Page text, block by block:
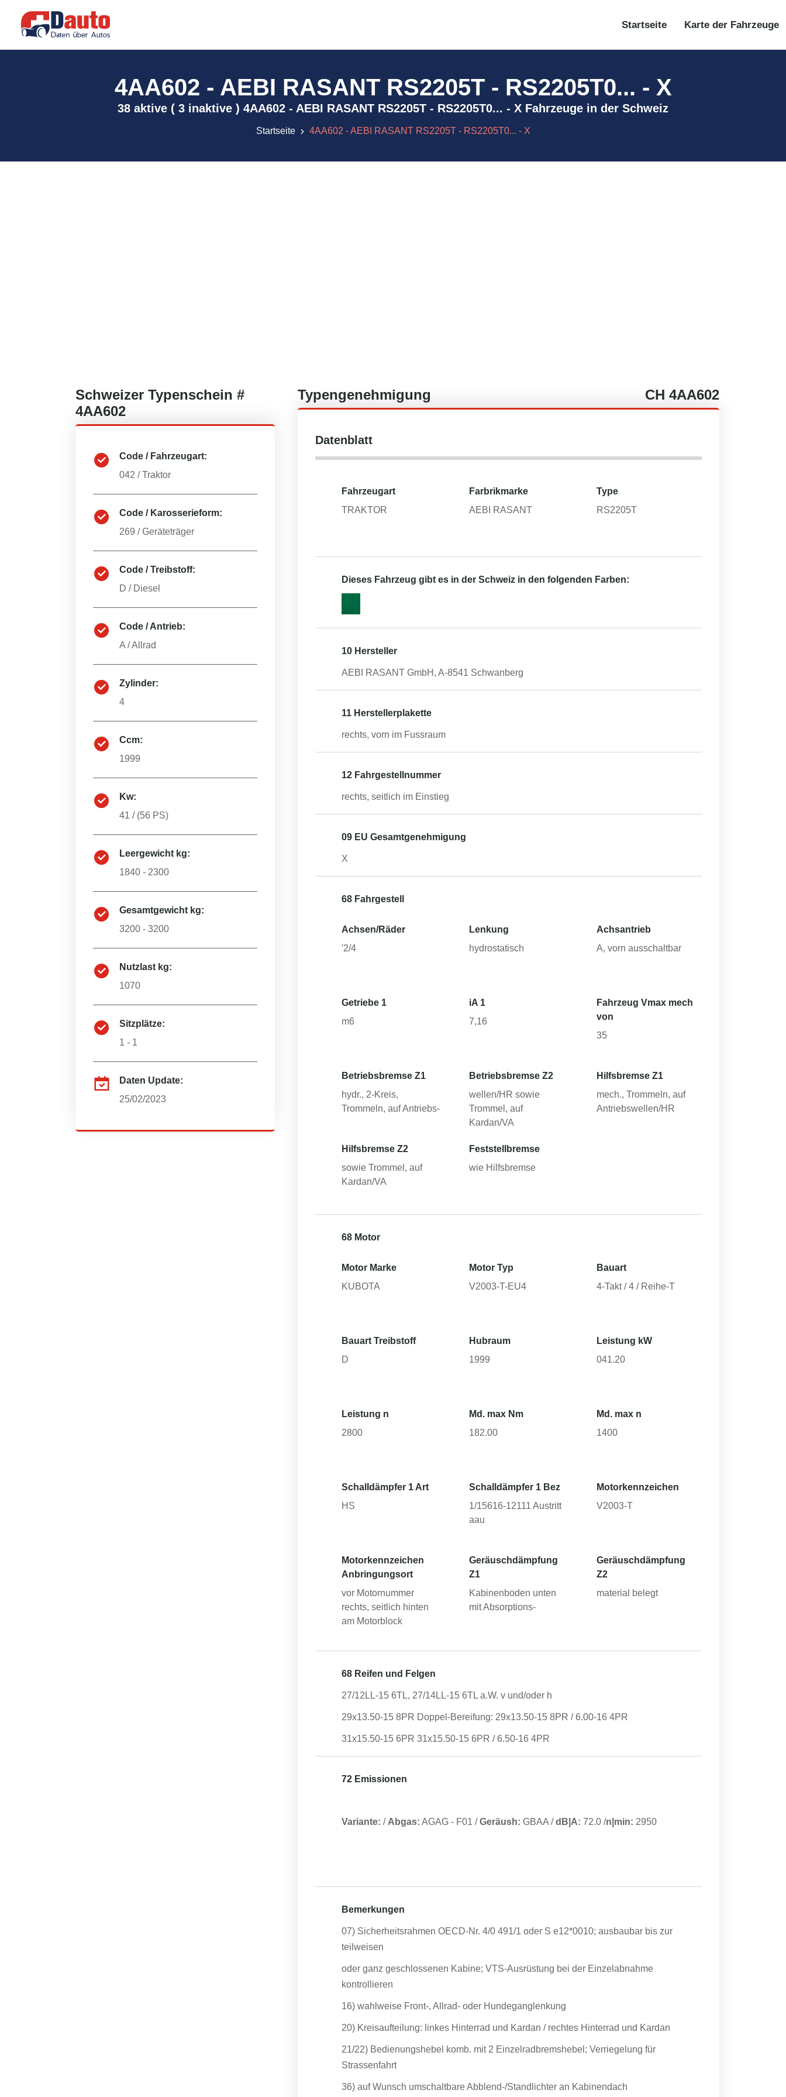
Startseite Karte der Fahrzeuge
4AA602 - AEBI RASANT RS2205T - RS2205T0... - X
38 aktive ( 3 inaktive ) 4AA602 - AEBI RASANT RS2205T - RS2205T0... - X Fahrzeuge in der Schweiz
Startseite 4AA602 - AEBI RASANT RS2205T - RS2205T0... - X
Schweizer Typenschein #
4AA602
Code / Fahrzeugart:
042 /Traktor
Code / Karosserieform:
269 /Geräteträger
Code / Treibstoff:
D / Diesel
Code / Antrieb:
A /Allrad
Zylinder:
4
Ccm:
1999
Kw:
41 / (56 PS)
Leergewicht kg:
1840 - 2300
Gesamtgewicht kg:
3200 - 3200
Nutzlast kg:
1070
Sitzplätze:
1 - 1
Daten Update:
25/02/2023
Typengenehmigung CH 4AA602
Datenblatt
Fahrzeugart
TRAKTOR
Farbrikmarke
AEBI RASANT
Type
RS2205T
Dieses Fahrzeug gibt es in der Schweiz in den folgenden Farben:
10 Hersteller
AEBI RASANT GmbH, A-8541 Schwanberg
11 Herstellerplakette
rechts, vorn im Fussraum
12 Fahrgestellnummer
rechts, seitlich im Einstieg
09 EU Gesamtgenehmigung
X
68 Fahrgestell
Achsen/Räder
'2/4
Lenkung
hydrostatisch
Achsantrieb
A, vorn ausschaltbar
Getriebe 1
m6
iA 1
7,16
Fahrzeug Vmax mech
von
35
Betriebsbremse Z1
hydr., 2-Kreis,
Trommeln, auf Antriebs-
Betriebsbremse Z2
wellen/HR sowie
Trommel, auf
Kardan/VA
Hilfsbremse Z1
mech., Trommeln, auf
Antriebswellen/HR
Hilfsbremse Z2
sowie Trommel, auf
Kardan/VA
Feststellbremse
wie Hilfsbremse
68 Motor
Motor Marke
KUBOTA
Motor Typ
V2003-T-EU4
Bauart
4-Takt / 4 / Reihe-T
Bauart Treibstoff
D
Hubraum
1999
Leistung kW
041.20
Leistung n
2800
Md. max Nm
182.00
Md. max n
1400
Schalldämpfer 1 Art
HS
Schalldämpfer 1 Bez
1/15616-12111 Austritt
aau
Motorkennzeichen
V2003-T
Motorkennzeichen
Anbringungsort
vor Motornummer
rechts, seitlich hinten
am Motorblock
Geräuschdämpfung
Z1
Kabinenboden unten
mit Absorptions-
Geräuschdämpfung
Z2
material belegt
68 Reifen und Felgen
27/12LL-15 6TL, 27/14LL-15 6TL a.W. v und/oder h
29x13.50-15 8PR Doppel-Bereifung: 29x13.50-15 8PR / 6.00-16 4PR
31x15.50-15 6PR 31x15.50-15 6PR / 6.50-16 4PR
72 Emissionen
Variante: / Abgas: AGAG - F01 /Geräush: GBAA /dB|A: 72.0 /n|min: 2950
Bemerkungen
07) Sicherheitsrahmen OECD-Nr. 4/0 491/1 oder S e12*0010; ausbaubar bis zur
teilweisen
oder ganz geschlossenen Kabine; VTS-Ausrüstung bei der Einzelabnahme
kontrollieren
16) wahlweise Front-, Allrad- oder Hundeganglenkung
20) Kreisaufteilung: linkes Hinterrad und Kardan / rechtes Hinterrad und Kardan
21/22) Bedienungshebel komb. mit 2 Einzelradbremshebel; Verriegelung für
Strassenfahrt
36) auf Wunsch umschaltbare Abblend-/Standlichter an Kabinendach